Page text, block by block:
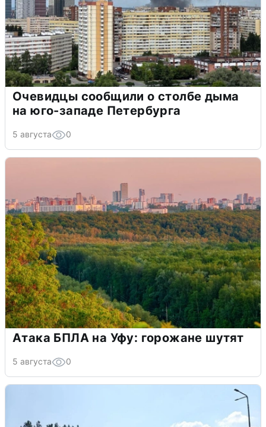
Очевидцы сообщили о столбе дыма
на юго-западе Петербурга
5 августа 0
Атака БПЛА на Уфу: горожане шутят
5 августа 0